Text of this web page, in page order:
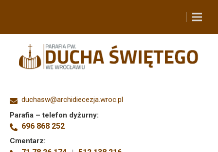
duchasw@archidiecezja.wroc.pl
Parafia – telefon dyżurny:
696 868 252
Cmentarz: